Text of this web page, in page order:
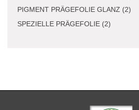
PIGMENT PRÄGEFOLIE GLANZ (2)
SPEZIELLE PRÄGEFOLIE (2)